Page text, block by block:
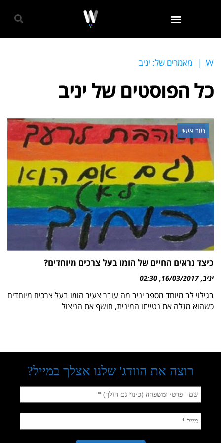
W
| מאמרים של: יניב
כל הפוסטים של יניב
טור אישי
כיצד נראים החיים של הומו בעל צרכים מיוחדים?
יניב 16/03/2017
02:30
בגילוי לב מיוחד מספר יניב מה עובר צעיר הומו בעל צרכים מיוחדים
כשהוא מגלה את נטייתו המינית, חושף את הניצול